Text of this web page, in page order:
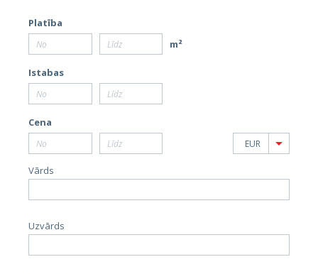
Platība
m²
Istabas
Cena
EUR
Vārds
Uzvārds